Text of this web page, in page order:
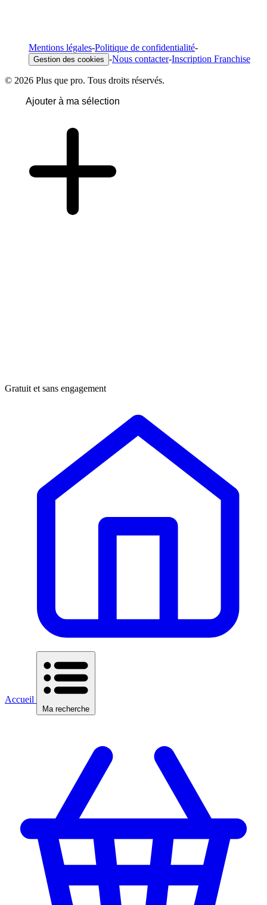
Mentions légales-Politique de confidentialité-
Gestion des cookies -Nous contacter-Inscription Franchise
© 2026 Plus que pro. Tous droits réservés.
Ajouter à ma sélection
Gratuit et sans engagement
Accueil
Ma recherche